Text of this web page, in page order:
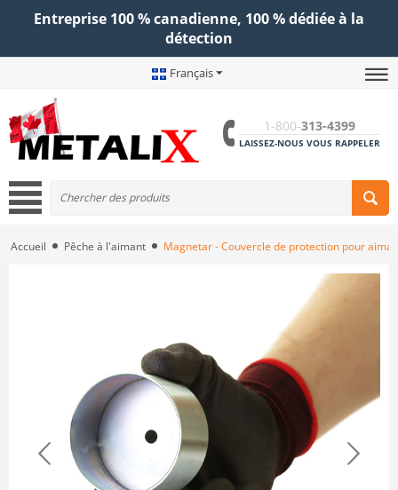
Entreprise 100 % canadienne, 100 % dédiée à la
détection
Français
1-800-313-4399
LAISSEZ-NOUS VOUS RAPPELER
Accueil Pêche à l'aimant Magnetar - Couvercle de protection pour